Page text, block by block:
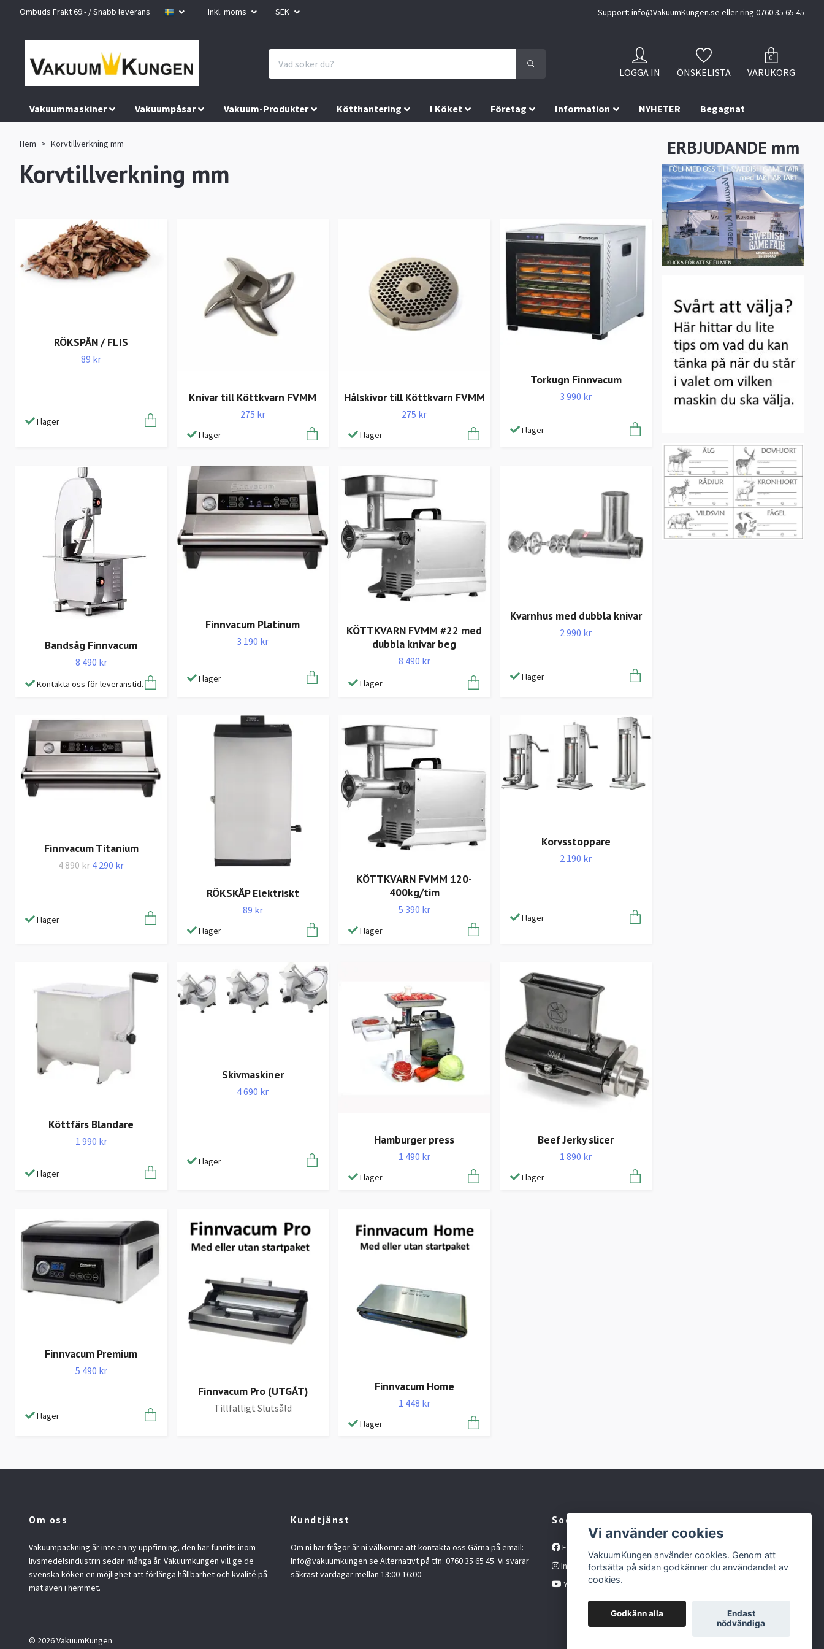
Ombuds Frakt 69:- / Snabb leverans Inkl. moms SEK Support: info@VakuumKungen.se eller ring 0760 35 65 45
LOGGA IN ÖNSKELISTA
0
VARUKORG
Vakuummaskiner Vakuumpåsar Vakuum-Produkter Kötthantering I Köket Företag Information NYHETER Begagnat
ERBJUDANDE mm
Hem Korvtillverkning mm
Korvtillverkning mm
RÖKSPÅN / FLIS
89 kr
I lager
Knivar till Köttkvarn FVMM
275 kr
I lager
Hålskivor till Köttkvarn FVMM
275 kr
I lager
Torkugn Finnvacum
3 990 kr
I lager
Bandsåg Finnvacum
8 490 kr
Kontakta oss för leveranstid.
Finnvacum Platinum
3 190 kr
I lager
KÖTTKVARN FVMM #22 med
dubbla knivar beg
8 490 kr
I lager
Kvarnhus med dubbla knivar
2 990 kr
I lager
Finnvacum Titanium
4 890 kr 4 290 kr
I lager
RÖKSKÅP Elektriskt
89 kr
I lager
KÖTTKVARN FVMM 120-
400kg/tim
5 390 kr
I lager
Korvsstoppare
2 190 kr
I lager
Köttfärs Blandare
1 990 kr
I lager
Skivmaskiner
4 690 kr
I lager
Hamburger press
1 490 kr
I lager
Beef Jerky slicer
1 890 kr
I lager
Finnvacum Premium
5 490 kr
I lager
Finnvacum Pro (UTGÅT)
Tillfälligt Slutsåld
Finnvacum Home
1 448 kr
I lager
Om oss
Vakuumpackning är inte en ny uppfinning, den har funnits inom
livsmedelsindustrin sedan många år. Vakuumkungen vill ge de
svenska köken en möjlighet att förlänga hållbarhet och kvalité på
mat även i hemmet.
Kundtjänst
Om ni har frågor är ni välkomna att kontakta oss Gärna på email:
Info@vakuumkungen.se Alternativt på tfn: 0760 35 65 45. Vi svarar
säkrast vardagar mellan 13:00-16:00
Sociala medier
Facebook
Instagram
YouTube
© 2026 VakuumKungen
Vi använder cookies
VakuumKungen använder cookies. Genom att
fortsätta på sidan godkänner du användandet av
cookies.
Godkänn alla
Endast
nödvändiga